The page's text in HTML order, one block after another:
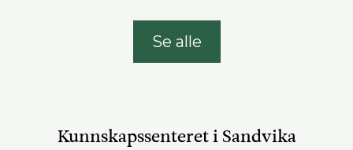
Se alle
Kunnskapssenteret i Sandvika